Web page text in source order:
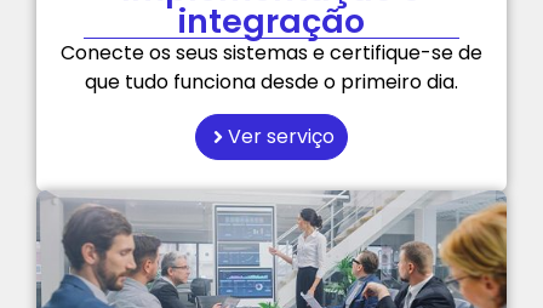
integração
Conecte os seus sistemas e certifique-se de
que tudo funciona desde o primeiro dia.
Ver serviço